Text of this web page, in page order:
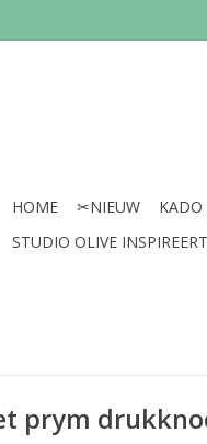
HOME ✂︎NIEUW KADO
STUDIO OLIVE
prym